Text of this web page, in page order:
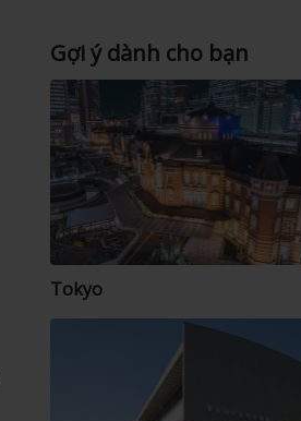
Gợi ý dành cho bạn
Tokyo